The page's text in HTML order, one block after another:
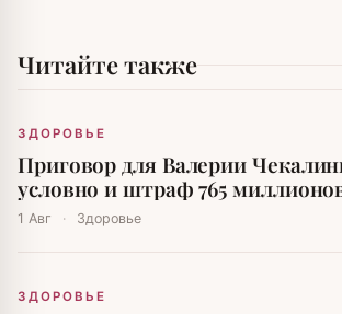
Читайте также
ЗДОРОВЬЕ
Приговор для Валерии
условно и штраф 765
1 Авг · Здоровье
ЗДОРОВЬЕ